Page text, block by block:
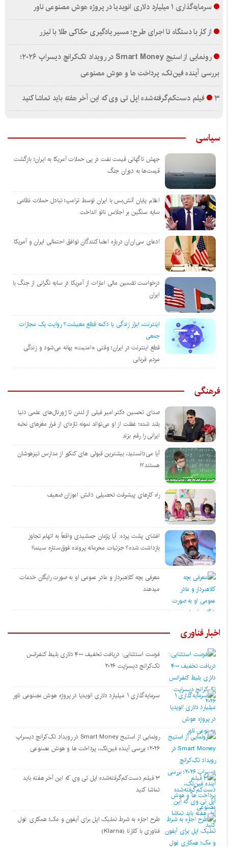
سرمایه‌گذاری ۱ میلیارد دلاری انویدیا در پروژه هوش مصنوعی ناور
از کار با دستگاه تا اجرای طرح؛ مسیر یادگیری حکاکی طلا با لیزر
رونمایی از استیج Smart Money در رویداد تک‌کرانچ دیسراپ ۲۰۲۶؛
بررسی آینده فین‌تک، پرداخت‌ ها و هوش مصنوعی
۳ فیلم دست‌کم‌گرفته‌شده اپل تی وی که این آخر هفته باید تماشا کنید
سیاسی
جهش ناگهانی قیمت نفت در پی حملات آمریکا به ایران؛ بازگشت
قیمت‌ها به دوران جنگ
اعلام پایان آتش‌بس با ایران توسط ترامپ؛ تبادل حملات نظامی
سایه سنگین بر اجلاس ناتو انداخت
ادعای سی‌ان‌ان درباره امضاکنندگان توافق احتمالی ایران و آمریکا
درخواست تضمین مالی امارات از آمریکا در سایه نگرانی از جنگ با
ایران
اینترنت، ابزار زندگی یا دکمه قطع معیشت؟ روایت یک مجازات
جمعی
قطع اینترنت در ایران؛ وقتی «امنیت» بهانه می‌شود و زندگی
مردم قربانی
فرهنگی
صدای تحسین دکتر امیر فیلی از لندن تا ژورنال‌های علمی دنیا
بلند شده؛ غفلت از او می‌تواند نمونه تازه‌ای از فرار مغزهای نخبه
ایرانی را رقم بزند
آیا می‌دانستید، بیشترین قبولی های کنکور از مدارس تیزهوشان
هستند؟!
راه کارهای پیشرفت تحصیلی دانش اموزان ضعیف
افشای پشت پرده: آیا پژمان جمشیدی واقعاً به اتهام تجاوز
بازداشت شده؟ جزئیات محرمانه پرونده فوق‌ستاره سینما!
معرفی بچه کلاهبردار و مادر عمومی او به صورت رایگان خدمات
میدهند
اخبار فناوری
فرصت استثنایی: دریافت تخفیف ۴۰۰ دلاری بلیط کنفرانس
تک‌کرانچ دیسراپت ۲۰۲۶
سرمایه‌گذاری ۱ میلیارد دلاری انویدیا در پروژه هوش مصنوعی ناور
رونمایی از استیج Smart Money در رویداد تک‌کرانچ دیسراپ
۲۰۲۶؛ بررسی آینده فین‌تک، پرداخت‌ ها و هوش مصنوعی
۳ فیلم دست‌کم‌گرفته‌شده اپل تی وی که این آخر هفته باید
تماشا کنید
طرح اجاره به شرط تملیک اپل برای آیفون و مک؛ همکاری غول
فناوری با کلارنا (Klarna)